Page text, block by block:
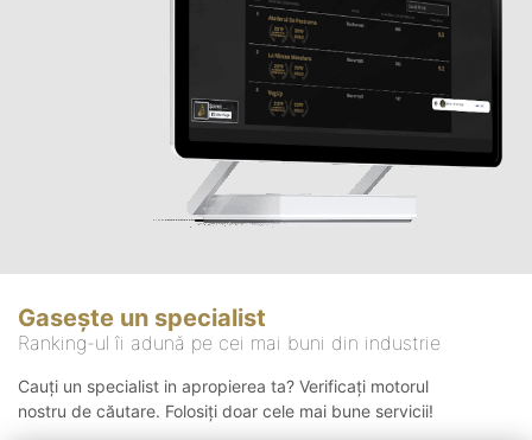
Gasește un specialist
Ranking-ul îi adună pe cei mai buni din industrie
Cauți un specialist in apropierea ta? Verificați motorul
nostru de căutare. Folosiți doar cele mai bune servicii!